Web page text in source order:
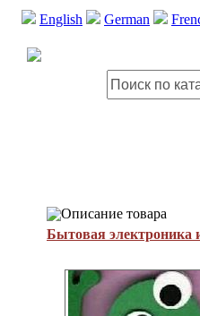
English German
Описание товара
Бытовая электроника